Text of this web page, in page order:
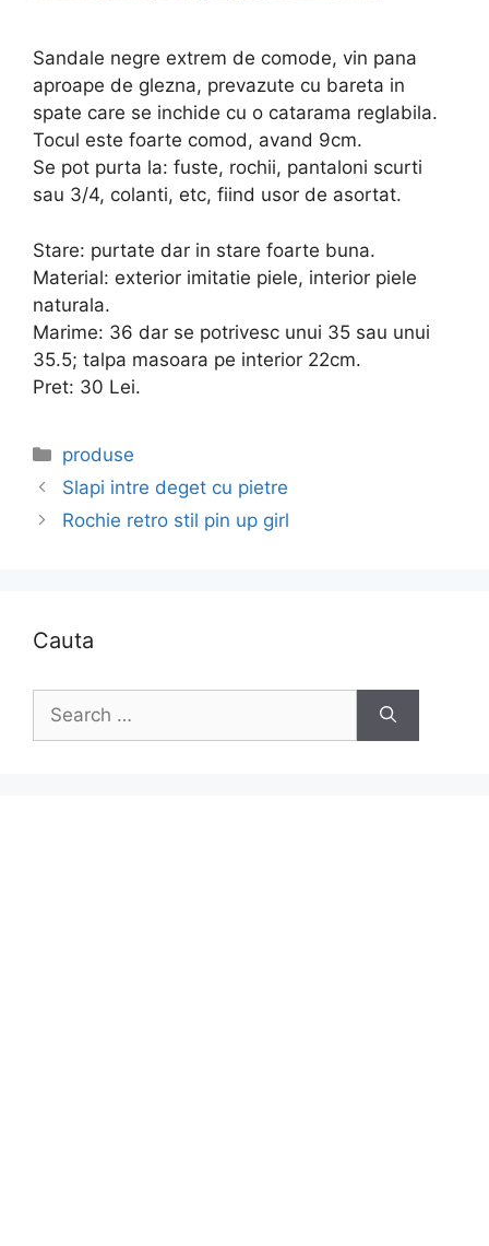
Sandale negre extrem de comode, vin pana
aproape de glezna, prevazute cu bareta in
spate care se inchide cu o catarama reglabila.
Tocul este foarte comod, avand 9cm.
Se pot purta la: fuste, rochii, pantaloni scurti
sau 3/4, colanti, etc, fiind usor de asortat.
Stare: purtate dar in stare foarte buna.
Material: exterior imitatie piele, interior piele
naturala.
Marime: 36 dar se potrivesc unui 35 sau unui
35.5; talpa masoara pe interior 22cm.
Pret: 30 Lei.
Categories
produse
Slapi intre deget cu pietre
Rochie retro stil pin up girl
Cauta
for: